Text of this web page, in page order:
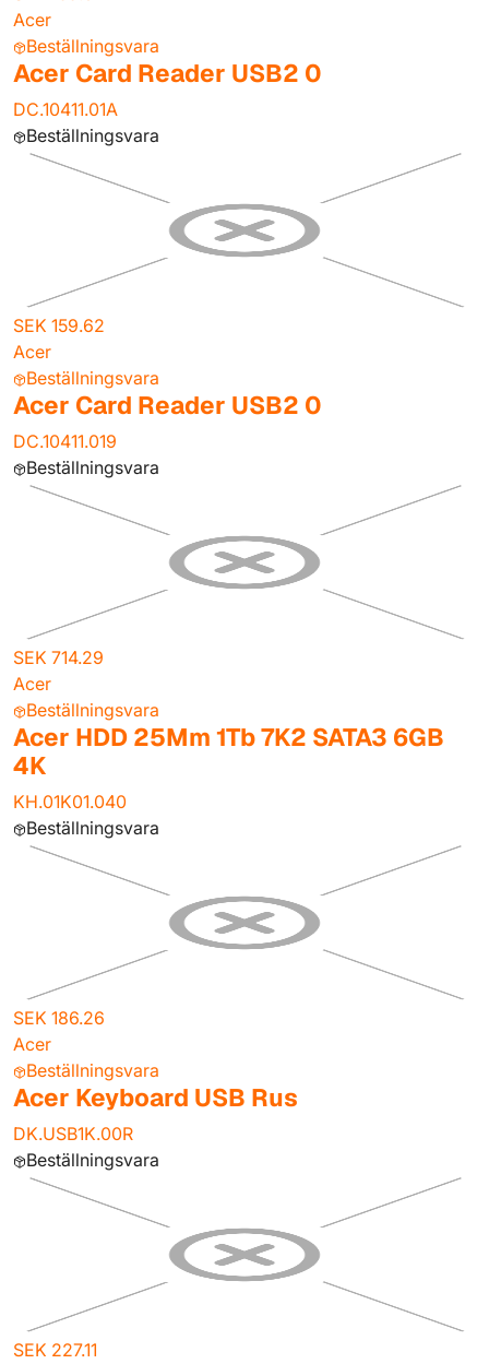
Acer
Beställningsvara
Acer Card Reader USB2 0
DC.10411.01A
Beställningsvara
SEK 159.62
Acer
Beställningsvara
Acer Card Reader USB2 0
DC.10411.019
Beställningsvara
SEK 714.29
Acer
Beställningsvara
Acer HDD 25Mm 1Tb 7K2 SATA3 6GB
4K
KH.01K01.040
Beställningsvara
SEK 186.26
Acer
Beställningsvara
Acer Keyboard USB Rus
DK.USB1K.00R
Beställningsvara
SEK 227.11